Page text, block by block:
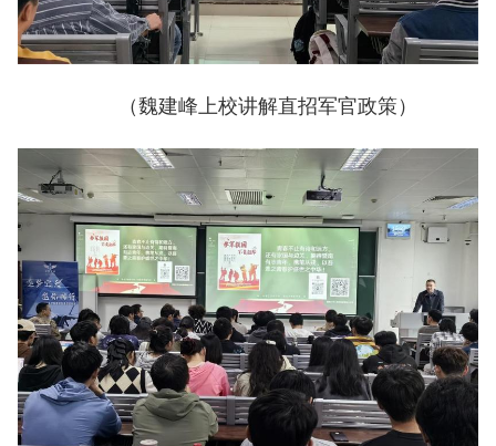
（魏建峰上校讲解直招军官政策）